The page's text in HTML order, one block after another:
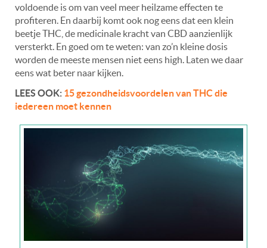
voldoende is om van veel meer heilzame effecten te
profiteren. En daarbij komt ook nog eens dat een klein
beetje THC, de medicinale kracht van CBD aanzienlijk
versterkt. En goed om te weten: van zo’n kleine dosis
worden de meeste mensen niet eens high. Laten we daar
eens wat beter naar kijken.
LEES OOK: 15 gezondheidsvoordelen van THC die
iedereen moet kennen